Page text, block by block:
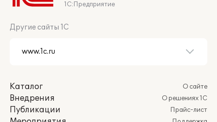
1С:Предприятие
Другие сайты 1С
Каталог
Внедрения
Публикации
О сайте
О решениях 1С
Прайс-лист